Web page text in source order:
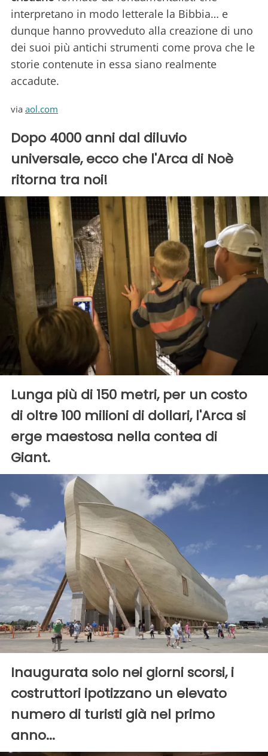
interpretano in modo letterale la Bibbia… e
dunque hanno provveduto alla creazione di uno
dei suoi più antichi strumenti come prova che le
storie contenute in essa siano realmente
accadute.
via aol.com
Dopo 4000 anni dal diluvio
universale, ecco che l'Arca di Noè
ritorna tra noi!
Lunga più di 150 metri, per un costo
di oltre 100 milioni di dollari, l'Arca si
erge maestosa nella contea di
Giant.
Inaugurata solo nei giorni scorsi, i
costruttori ipotizzano un elevato
numero di turisti già nel primo
anno...